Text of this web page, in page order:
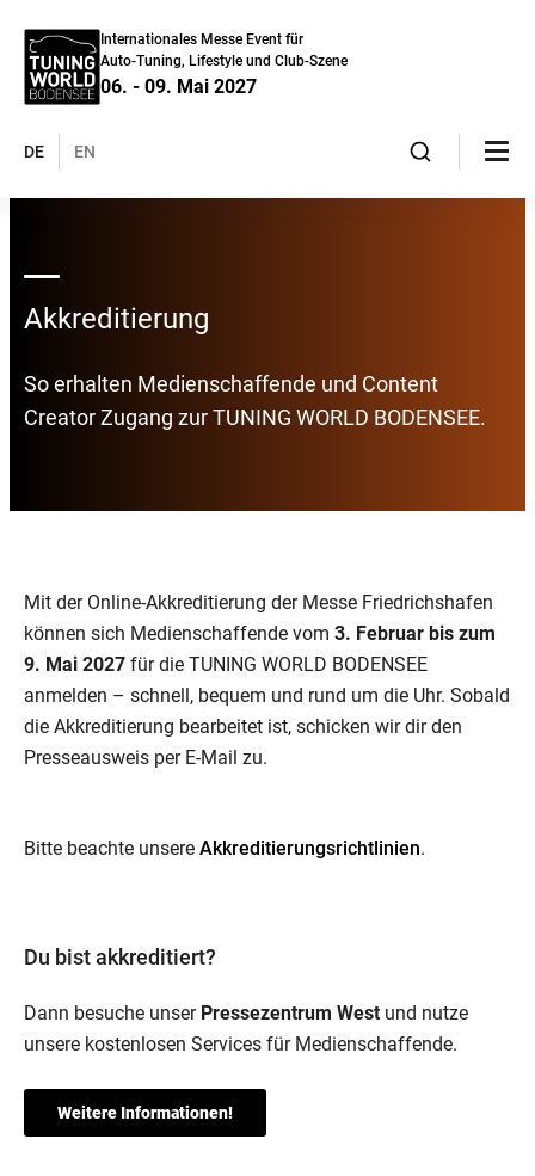
Internationales Messe Event für
Auto-Tuning, Lifestyle und Club-Szene
06. - 09. Mai 2027
DE EN
Akkreditierung
So erhalten Medienschaffende und Content
Creator Zugang zur TUNING WORLD BODENSEE.
Mit der Online-Akkreditierung der Messe Friedrichshafen
können sich Medienschaffende vom 3. Februar bis zum
9. Mai 2027 für die TUNING WORLD BODENSEE
anmelden – schnell, bequem und rund um die Uhr. Sobald
die Akkreditierung bearbeitet ist, schicken wir dir den
Presseausweis per E-Mail zu.
Bitte beachte unsere Akkreditierungsrichtlinien.
Du bist akkreditiert?
Dann besuche unser Pressezentrum West und nutze
unsere kostenlosen Services für Medienschaffende.
Weitere Informationen!